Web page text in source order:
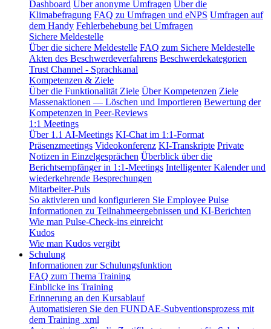
Dashboard Über anonyme Umfragen Über die
Klimabefragung FAQ zu Umfragen und eNPS Umfragen auf
dem Handy Fehlerbehebung bei Umfragen
Sichere Meldestelle
Über die sichere Meldestelle FAQ zum Sichere Meldestelle
Akten des Beschwerdeverfahrens Beschwerdekategorien
Trust Channel - Sprachkanal
Kompetenzen & Ziele
Über die Funktionalität Ziele Über Kompetenzen Ziele
Massenaktionen — Löschen und Importieren Bewertung der
Kompetenzen in Peer-Reviews
1:1 Meetings
Über 1.1 AI-Meetings KI-Chat im 1:1-Format
Präsenzmeetings Videokonferenz KI-Transkripte Private
Notizen in Einzelgesprächen Überblick über die
Berichtsempfänger in 1:1-Meetings Intelligenter Kalender und
wiederkehrende Besprechungen
Mitarbeiter-Puls
So aktivieren und konfigurieren Sie Employee Pulse
Informationen zu Teilnahmeergebnissen und KI-Berichten
Wie man Pulse-Check-ins einreicht
Kudos
Wie man Kudos vergibt
Schulung
Informationen zur Schulungsfunktion
FAQ zum Thema Training
Einblicke ins Training
Erinnerung an den Kursablauf
Automatisieren Sie den FUNDAE-Subventionsprozess mit
dem Training .xml